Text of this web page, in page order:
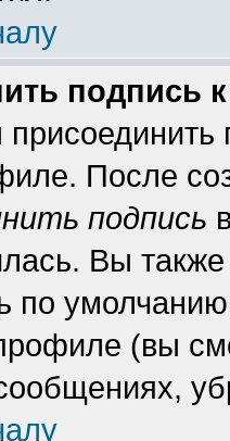
подпись
После
подпись
Вы
по
(вы